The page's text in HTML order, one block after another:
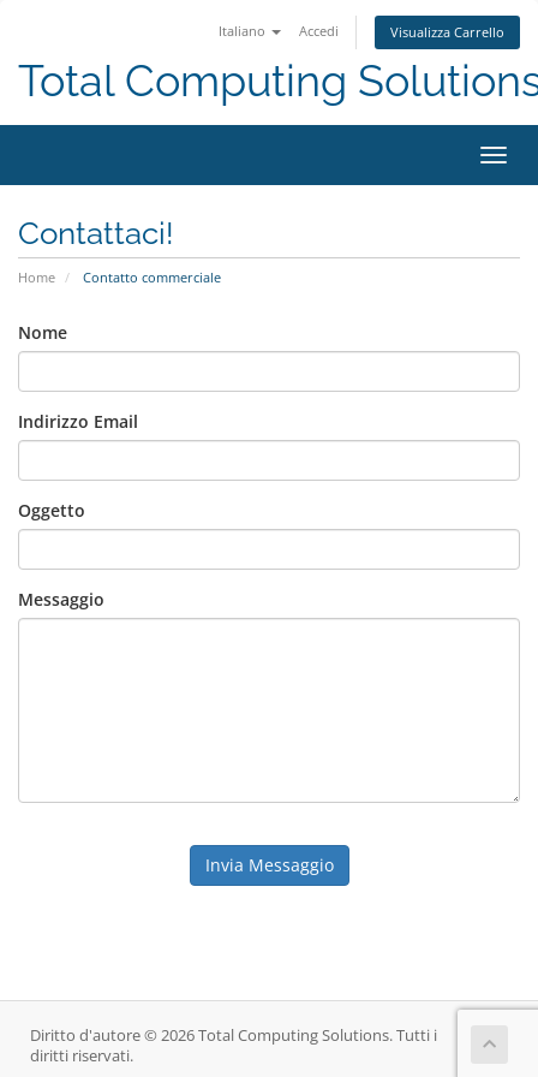
Italiano Accedi Visualizza Carrello
Total Computing
Attiva
Contattaci!
Home Contatto commerciale
Nome
Indirizzo Email
Oggetto
Messaggio
Invia Messaggio
Diritto d'autore © 2026 Total Computing Solutions. Tutti i
diritti riservati.